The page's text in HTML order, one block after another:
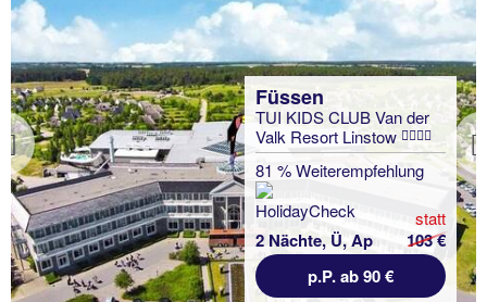
Previous
Füssen
TUI KIDS CLUB Van der
Valk Resort Linstow
81 % Weiterempfehlung
2 Nächte, Ü, Ap
statt
103 €
p.P. ab 90 €